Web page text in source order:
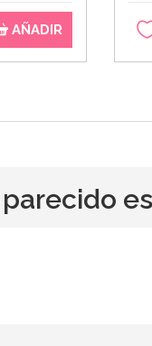
AÑADIR
parecido